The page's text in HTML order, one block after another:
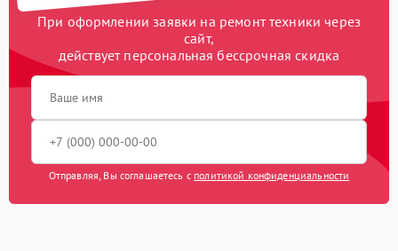
При оформлении заявки на ремонт техники через
сайт,
действует персональная бессрочная скидка
Отправляя, Вы соглашаетесь с политикой конфиденциальности